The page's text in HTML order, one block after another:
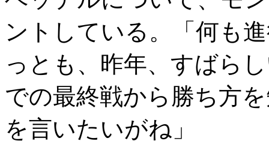
ントしている。「何も
っとも、昨年、すばら
での最終戦から勝ち方
を言いたいがね」